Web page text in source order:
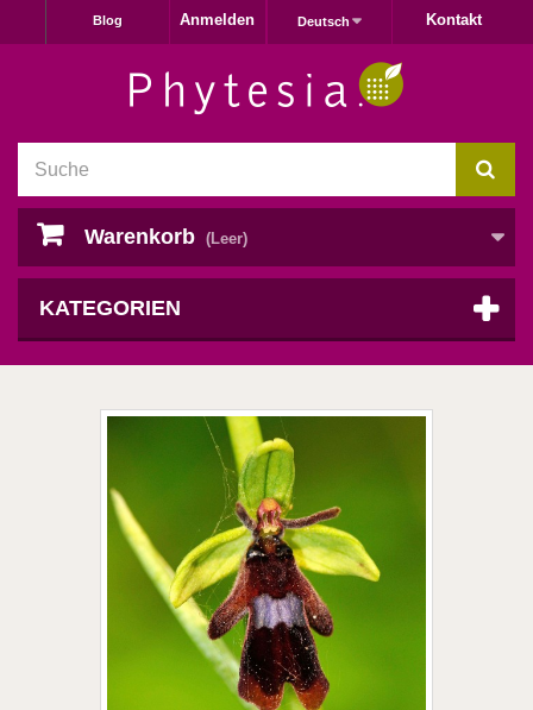
Kontakt
Deutsch
Anmelden
Blog
Warenkorb (Leer)
KATEGORIEN